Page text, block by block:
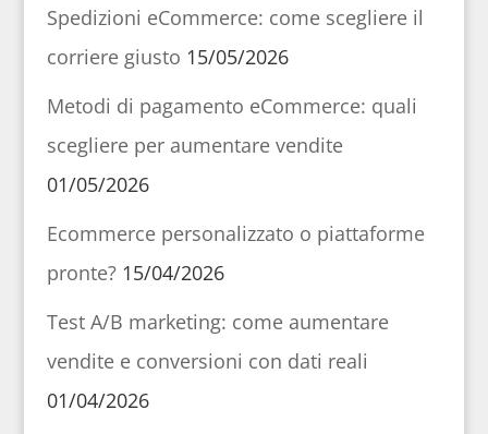
Spedizioni eCommerce: come scegliere il
corriere giusto 15/05/2026
Metodi di pagamento eCommerce: quali
scegliere per aumentare vendite
01/05/2026
Ecommerce personalizzato o piattaforme
pronte? 15/04/2026
Test A/B marketing: come aumentare
vendite e conversioni con dati reali
01/04/2026